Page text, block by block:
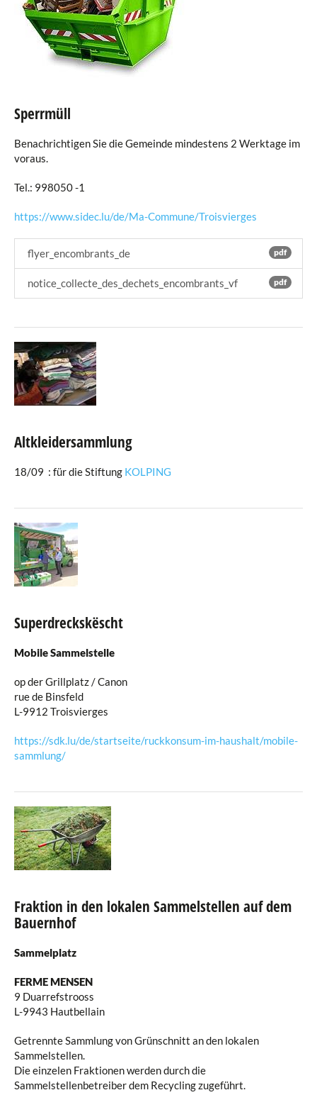
Sperrmüll
Benachrichtigen Sie die Gemeinde mindestens 2 Werktage im
voraus.
Tel.: 998050 -1
https://www.sidec.lu/de/Ma-Commune/Troisvierges
pdf
flyer_encombrants_de
pdf
notice_collecte_des_dechets_encombrants_vf
Altkleidersammlung
18/09 : für die Stiftung KOLPING
Superdreckskëscht
Mobile Sammelstelle
op der Grillplatz / Canon
rue de Binsfeld
L-9912 Troisvierges
https://sdk.lu/de/startseite/ruckkonsum-im-haushalt/mobile-
sammlung/
Fraktion in den lokalen Sammelstellen auf dem
Bauernhof
Sammelplatz
FERME MENSEN
9 Duarrefstrooss
L-9943 Hautbellain
Getrennte Sammlung von Grünschnitt an den lokalen
Sammelstellen.
Die einzelen Fraktionen werden durch die
Sammelstellenbetreiber dem Recycling zugeführt.